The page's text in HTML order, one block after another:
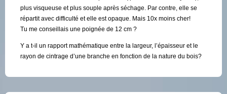
plus visqueuse et plus souple après séchage. Par contre, elle se
répartit avec difficulté et elle est opaque. Mais 10x moins cher!
Tu me conseillais une poignée de 12 cm ?
Y a t-il un rapport mathématique entre la largeur, l’épaisseur et le
rayon de cintrage d’une branche en fonction de la nature du bois?